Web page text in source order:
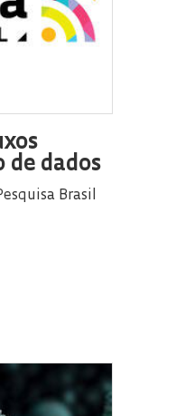
de dados
Brasil